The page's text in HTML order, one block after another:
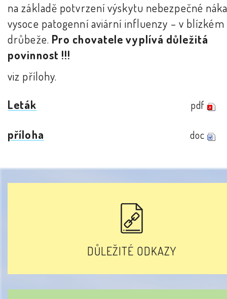
na základě potvrzení výskytu nebezpečné
vysoce patogenní aviární influenzy – v
drůbeže. Pro chovatele vyplívá důležitá
povinnost !!!
viz přílohy.
Leták
pdf
příloha doc
DŮLEŽITÉ ODKAZY